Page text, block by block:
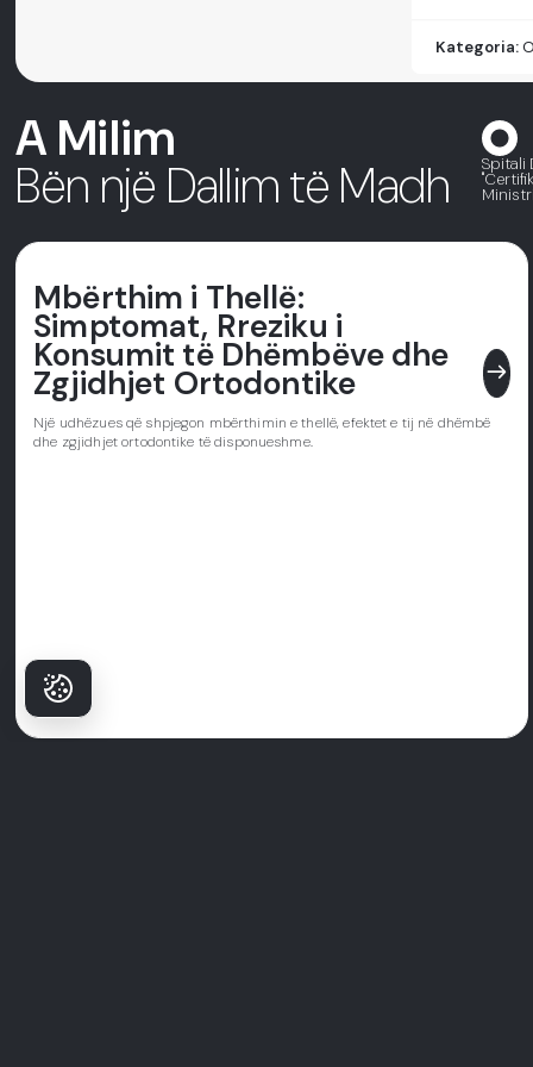
Kategoria:
A Milim
Bën një Dallim të Madh Spitali
Mbërthim i Thellë:
Simptomat, Rreziku i
Konsumit të Dhëmbëve dhe
Zgjidhjet Ortodontike east
Një udhëzues që shpjegon mbërthimin e thellë, efektet e tij në dhëmbë
dhe zgjidhjet ortodontike të disponueshme.